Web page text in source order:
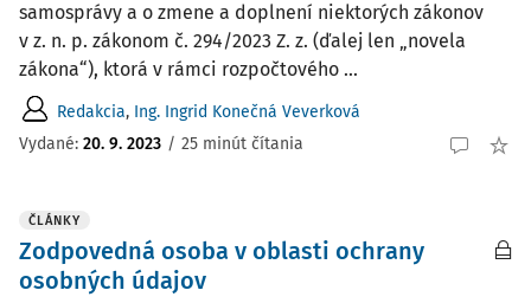
samosprávy a o zmene a doplnení niektorých zákonov
v z. n. p. zákonom č. 294/2023 Z. z. (ďalej len „novela
zákona“), ktorá v rámci rozpočtového ...
Redakcia, Ing. Ingrid Konečná Veverková
Vydané: 20. 9. 2023 / 25 minút čítania
ČLÁNKY
Zodpovedná osoba v oblasti ochrany
osobných údajov